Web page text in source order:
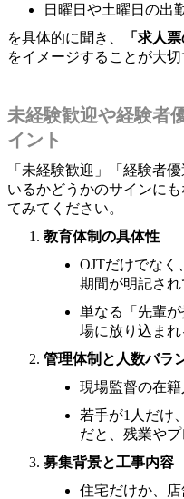
日曜日や土曜日の出
を具体的に聞き、
「求人
をイメージすることが大切
未経験歓迎や経験者
イント
「未経験歓迎」「経験者
いるかどうかのサインに
てみてください。
教育体制の具体性
OJTだけでなく
期間が明記さ
単なる「先輩
場に放り込ま
管理体制と人数バラ
現場監督の在
若手が1人だけ
だと、残業や
募集背景と工事内容
住宅だけか、